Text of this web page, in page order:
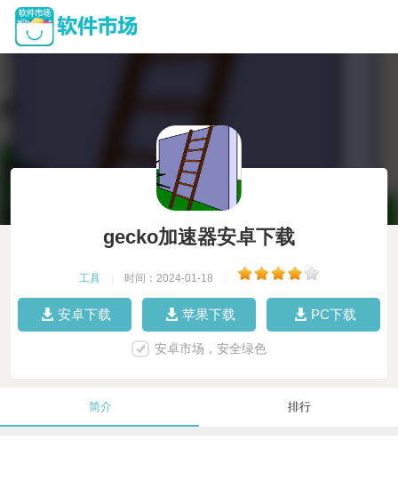
gecko加速器安卓下载
工具 时间：2024-01-18
安卓下载 苹果下载 PC下载
安卓市场，安全绿色
简介 排行